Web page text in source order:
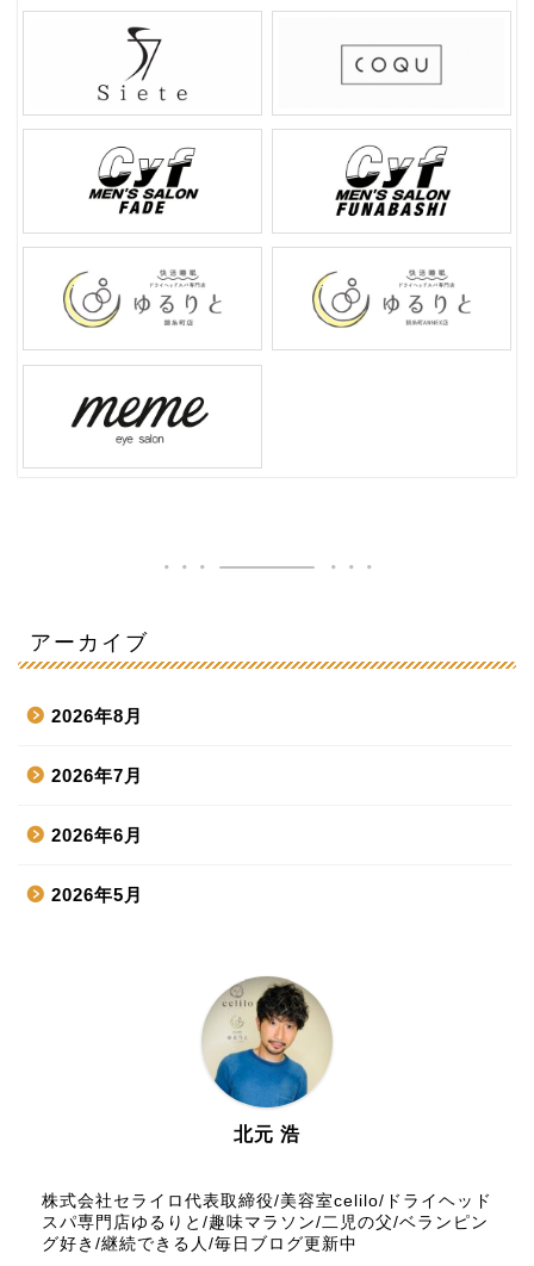
アーカイブ
2026年8月
2026年7月
2026年6月
2026年5月
2025年12月
2025年11月
北元 浩
株式会社セライロ代表取締役/美容室celilo/ドライヘッド
スパ専門店ゆるりと/趣味マラソン/二児の父/ベランピン
グ好き/継続できる人/毎日ブログ更新中